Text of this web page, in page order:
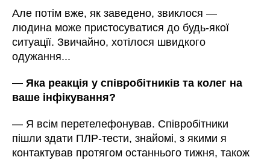
Але потім вже, як заведено, звиклося —
людина може пристосуватися до будь-якої
ситуації. Звичайно, хотілося швидкого
одужання...
— Яка реакція у співробітників та колег на
ваше інфікування?
— Я всім перетелефонував. Співробітники
пішли здати ПЛР-тести, знайомі, з якими я
контактував протягом останнього тижня, також